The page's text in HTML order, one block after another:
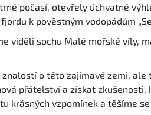
počasí, otevřely úchvatné
k pověstným vodopádům
viděli sochu Malé mořské víly,
znalostí o této zajímavé zemi, ale
přátelství a získat zkušenosti,
krásných vzpomínek a těšíme